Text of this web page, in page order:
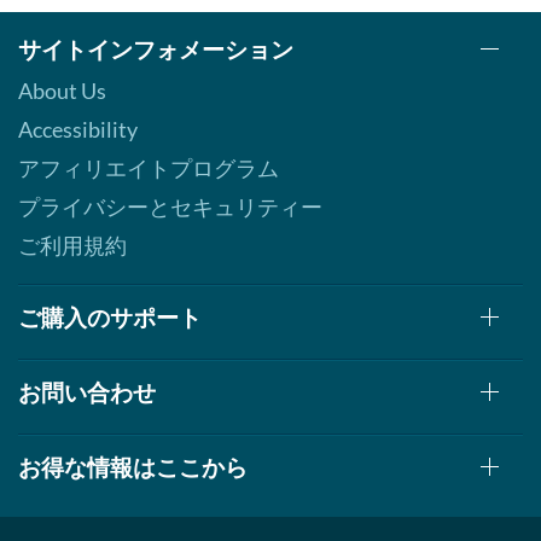
サイトインフォメーション
About Us
Accessibility
アフィリエイトプログラム
プライバシーとセキュリティー
ご利用規約
ご購入のサポート
お問い合わせ
お得な情報はここから